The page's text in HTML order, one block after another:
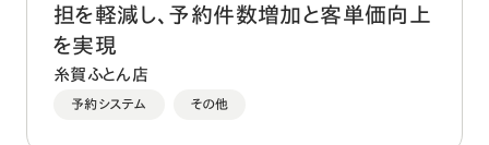
担を軽減し、予約件数増加と客単価向上
を実現
糸賀ふとん店
予約システム その他